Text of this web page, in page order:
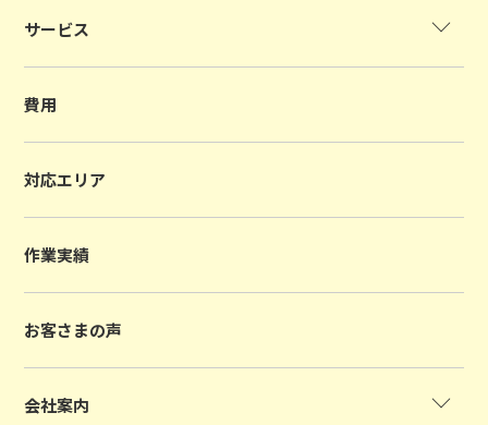
サービス
費用
対応エリア
作業実績
お客さまの声
会社案内